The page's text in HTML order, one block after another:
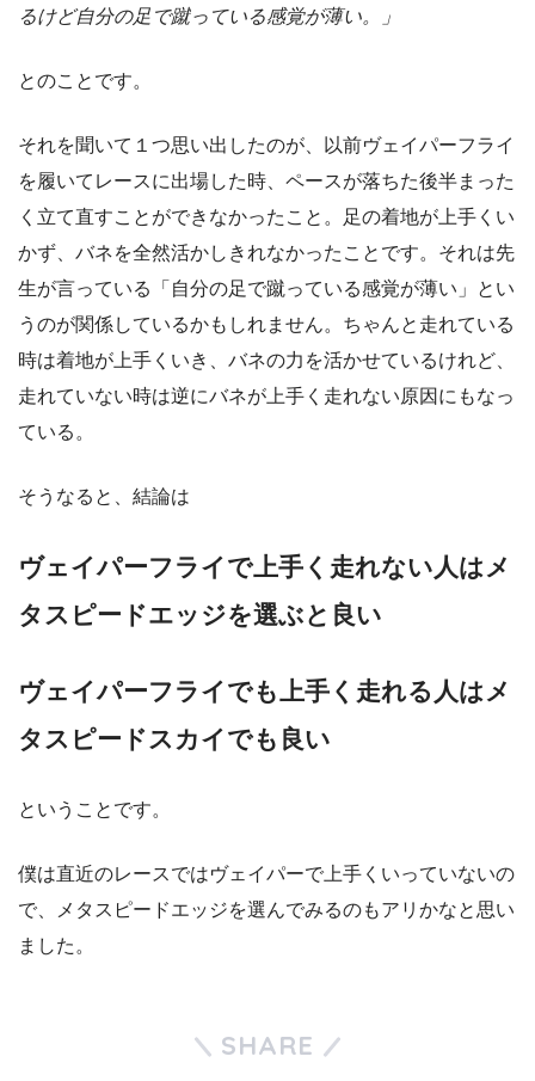
るけど自分の足で蹴っている感覚が薄い。」
とのことです。
それを聞いて１つ思い出したのが、以前ヴェイパーフライ
を履いてレースに出場した時、ペースが落ちた後半まった
く立て直すことができなかったこと。足の着地が上手くい
かず、バネを全然活かしきれなかったことです。それは先
生が言っている「自分の足で蹴っている感覚が薄い」とい
うのが関係しているかもしれません。ちゃんと走れている
時は着地が上手くいき、バネの力を活かせているけれど、
走れていない時は逆にバネが上手く走れない原因にもなっ
ている。
そうなると、結論は
ヴェイパーフライで上手く走れない人はメ
タスピードエッジを選ぶと良い
ヴェイパーフライでも上手く走れる人はメ
タスピードスカイでも良い
ということです。
僕は直近のレースではヴェイパーで上手くいっていないの
で、メタスピードエッジを選んでみるのもアリかなと思い
ました。
SHARE